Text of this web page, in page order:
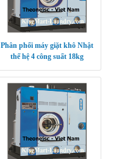
Phân phối máy giặt khô Nhật
thế hệ 4 công suất 18kg